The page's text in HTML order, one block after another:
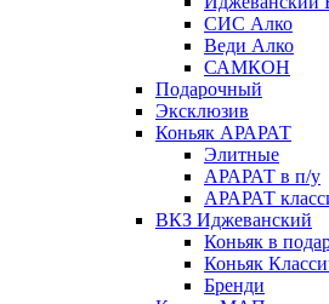
СИС Алко
Веди Алко
САМКОН
Подарочный
Эксклюзив
Коньяк АРАРАТ
Элитные
АРАРАТ в п/у
АРАРАТ
ВКЗ Иджеванский
Коньяк в
Коньяк
Бренди